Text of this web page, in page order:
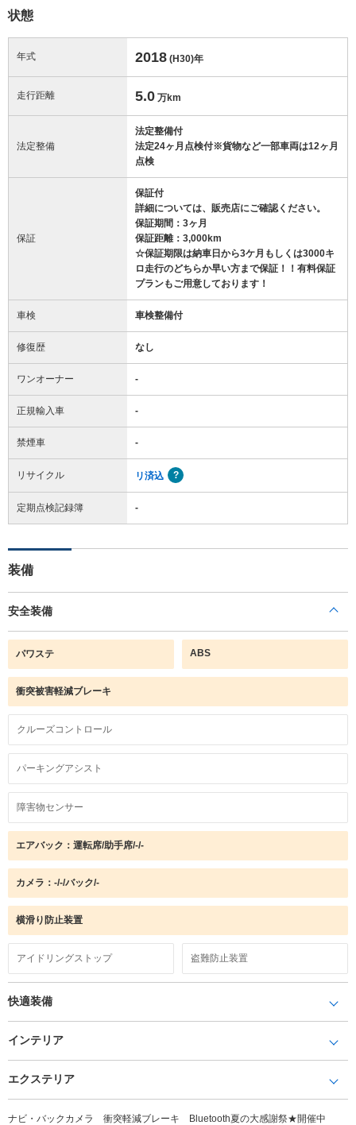
状態
年式 2018 (H30)年
走行距離 5.0 万km
法定整備
法定整備付
法定24ヶ月点検付※貨物など一部車両は12ヶ月
点検
保証
保証付
詳細については、販売店にご確認ください。
保証期間：3ヶ月
保証距離：3,000km
☆保証期限は納車日から3ケ月もしくは3000キ
ロ走行のどちらか早い方まで保証！！有料保証
プランもご用意しております！
車検 車検整備付
修復歴 なし
ワンオーナー -
正規輸入車 -
禁煙車 -
リサイクル リ済込
定期点検記録簿 -
装備
安全装備
パワステ ABS
衝突被害軽減ブレーキ
クルーズコントロール
パーキングアシスト
障害物センサー
エアバック：運転席/助手席/-/-
カメラ：-/-/バック/-
横滑り防止装置
アイドリングストップ 盗難防止装置
快適装備
インテリア
エクステリア
ナビ・バックカメラ 衝突軽減ブレーキ Bluetooth夏の大感謝祭★開催中